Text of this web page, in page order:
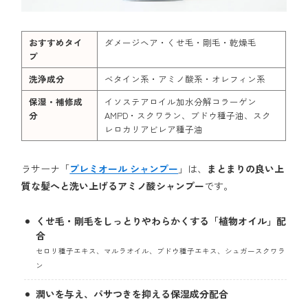
おすすめタイ
プ
ダメージヘア・くせ毛・剛毛・乾燥毛
洗浄成分
ベタイン系・アミノ酸系・オレフィン系
保湿・補修成
分
イソステアロイル加水分解コラーゲン
AMPD・スクワラン、ブドウ種子油、スク
レロカリアビレア種子油
ラサーナ「プレミオール シャンプー 」は、 まとまりの良い上
質な髪へと洗い上げるアミノ酸シャンプーです。
くせ毛・剛毛をしっとりやわらかくする「植物オイル」配
合
セロリ種子エキス、マルラオイル、ブドウ種子エキス、シュガースクワラ
ン
潤いを与え、パサつきを抑える保湿成分配合